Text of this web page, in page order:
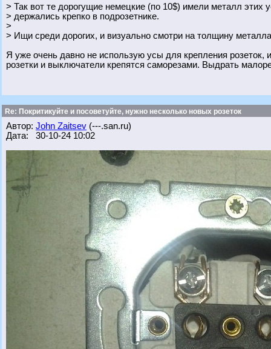
> Так вот те дорогущие немецкие (по 10$) имели металл этих
> держались крепко в подрозетнике.
>
> Ищи среди дорогих, и визуально смотри на толщину
Я уже очень давно не использую усы для крепления розеток,
розетки и выключатели крепятся саморезами. Выдрать
Re: Покритикуйте и посоветуйте, нужно несколько новых розеток
Автор: John Zaitsev (---.san.ru)
Дата: 30-10-24 10:02